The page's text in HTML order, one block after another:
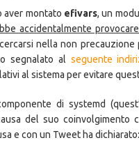
aver montato efivars, un
accidentalmente
nella non
segnalato al seguente
al sistema per evitare
di systemd
del suo coinvolgimento
e con un Tweet ha dichiarato: